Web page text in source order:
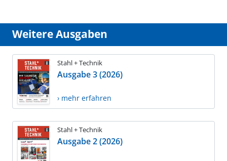
Weitere Ausgaben
Stahl + Technik
Ausgabe 3 (2026)
› mehr erfahren
Stahl + Technik
Ausgabe 2 (2026)